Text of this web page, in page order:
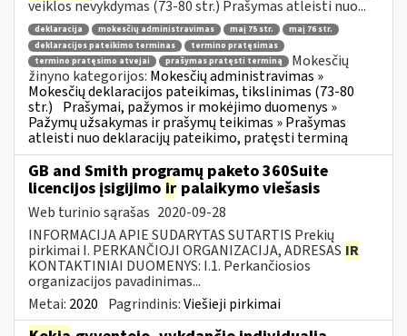
veiklos nevykdymas (73-80 str.) Prašymas atleisti nuo...
deklaracija mokesčių administravimas maį 75 str.
maį 76 str.
deklaracijos pateikimo terminas
termino pratęsimas
termino pratęsimo atvejai
prašymas pratęsti terminą
Mokesčių
žinyno kategorijos: Mokesčių administravimas »
Mokesčių deklaracijos pateikimas, tikslinimas (73-80
str.) Prašymai, pažymos ir mokėjimo duomenys »
Pažymų užsakymas ir prašymų teikimas » Prašymas
atleisti nuo deklaracijų pateikimo, pratęsti terminą
GB and Smith programų paketo 360Suite
licencijos įsigijimo ir palaikymo viešasis
Web turinio sąrašas 2020-09-28
INFORMACIJA APIE SUDARYTAS SUTARTIS Prekių
pirkimai I. PERKANČIOJI ORGANIZACIJA, ADRESAS IR
KONTAKTINIAI DUOMENYS: I.1. Perkančiosios
organizacijos pavadinimas...
Metai: 2020 Pagrindinis:Viešieji pirkimai